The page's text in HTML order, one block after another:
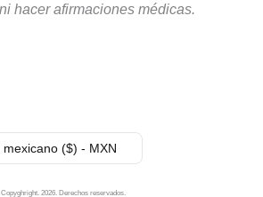
hacer afirmaciones médicas.
mexicano ($) - MXN
Copyghright. 2026. Derechos reservados.